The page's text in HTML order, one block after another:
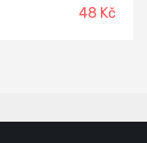
48 Kč